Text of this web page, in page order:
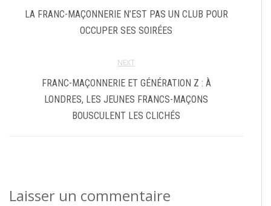
LA FRANC-MAÇONNERIE N’EST PAS UN CLUB POUR
OCCUPER SES SOIRÉES
NEXT
FRANC-MAÇONNERIE ET GÉNÉRATION Z : À
LONDRES, LES JEUNES FRANCS-MAÇONS
BOUSCULENT LES CLICHÉS
Laisser un commentaire